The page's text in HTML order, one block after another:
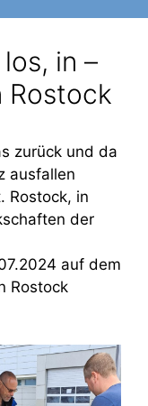
in –
Rostock
zurück und da
ausfallen
Rostock, in
der
auf dem
Rostock